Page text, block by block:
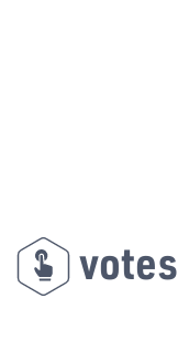
votes